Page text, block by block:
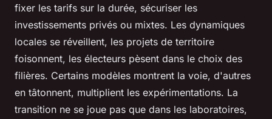
fixer les tarifs sur la durée, sécuriser les
investissements privés ou mixtes. Les dynamiques
locales se réveillent, les projets de territoire
foisonnent, les électeurs pèsent dans le choix des
filières. Certains modèles montrent la voie, d'autres
en tâtonnent, multiplient les expérimentations. La
transition ne se joue pas que dans les laboratoires,